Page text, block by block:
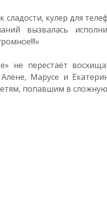
сладости, кулер для
вызвалась
не перестаёт
Марусе и
попавшим в